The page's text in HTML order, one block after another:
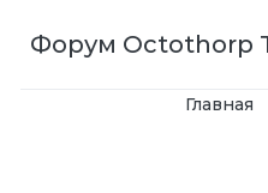
Форум Octothorp
Главная